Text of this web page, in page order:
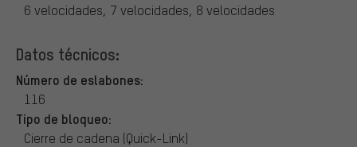
6 velocidades, 7 velocidades, 8 velocidades
Datos técnicos:
Número de eslabones:
116
Tipo de bloqueo:
Cierre de cadena (Quick-Link)